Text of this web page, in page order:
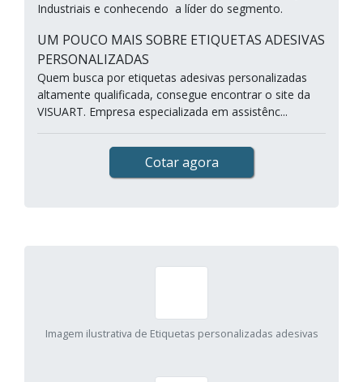
Industriais e conhecendo a líder do segmento.
UM POUCO MAIS SOBRE ETIQUETAS ADESIVAS
PERSONALIZADAS
Quem busca por etiquetas adesivas personalizadas
altamente qualificada, consegue encontrar o site da
VISUART. Empresa especializada em assistênc...
Cotar agora
Imagem ilustrativa de Etiquetas personalizadas adesivas